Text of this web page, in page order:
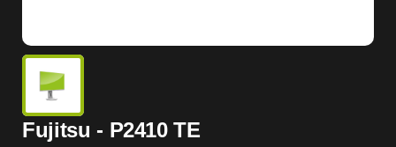
Fujitsu - P2410 TE